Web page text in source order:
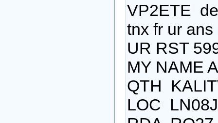
VP2ETE
tnx fr ur
UR RST
MY NAME
QTH
LOC